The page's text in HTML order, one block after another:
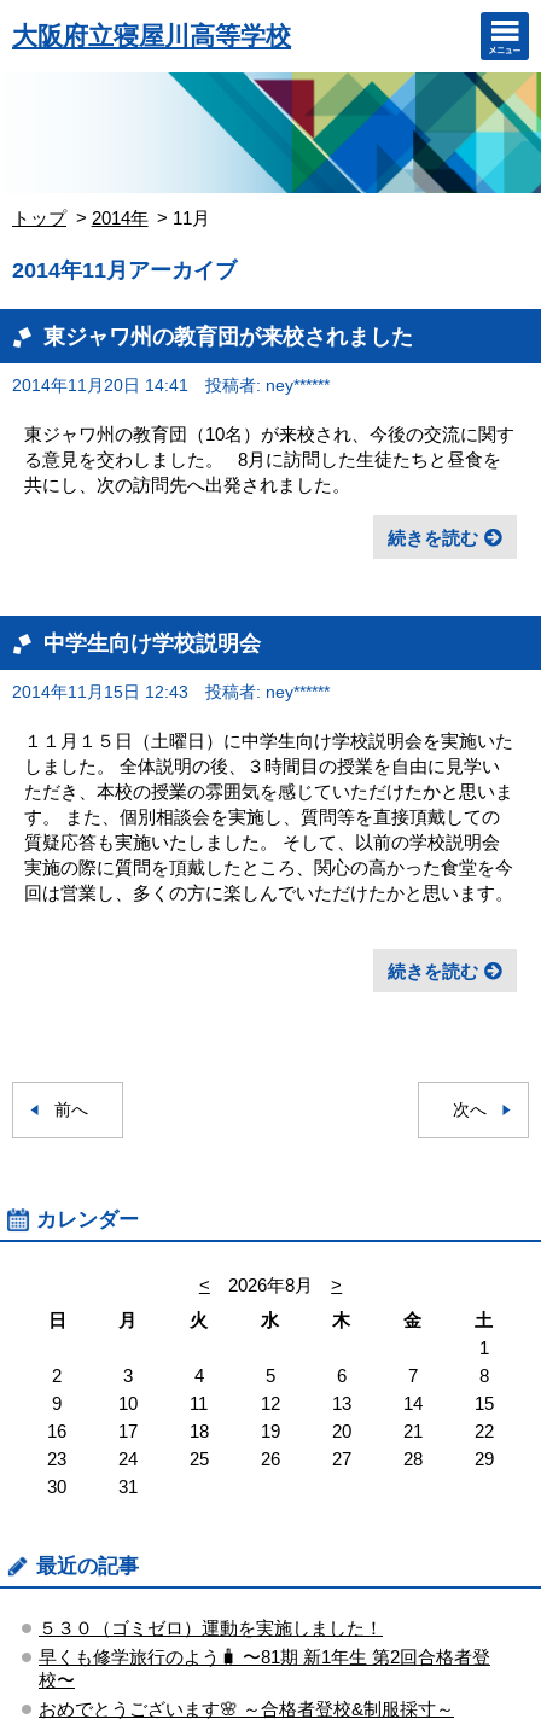
大阪府立寝屋川高等学校
トップ 2014年 11月
2014年11月アーカイブ
東ジャワ州の教育団が来校されました
2014年11月20日 14:41 投稿者: ney******
東ジャワ州の教育団（10名）が来校され、今後の交流に関す
る意見を交わしました。 8月に訪問した生徒たちと昼食を
共にし、次の訪問先へ出発されました。
続きを読む
中学生向け学校説明会
2014年11月15日 12:43 投稿者: ney******
１１月１５日（土曜日）に中学生向け学校説明会を実施いた
しました。 全体説明の後、３時間目の授業を自由に見学い
ただき、本校の授業の雰囲気を感じていただけたかと思いま
す。 また、個別相談会を実施し、質問等を直接頂戴しての
質疑応答も実施いたしました。 そして、以前の学校説明会
実施の際に質問を頂戴したところ、関心の高かった食堂を今
回は営業し、多くの方に楽しんでいただけたかと思います。
続きを読む
前へ 次へ
カレンダー
< 2026年8月
>
日
月 火 水 木 金
土
1
2
3 4 5 6 7
8
9
10 11 12 13 14
15
16
17 18 19 20 21
22
23
24 25 26 27 28
29
30
31
最近の記事
５３０（ゴミゼロ）運動を実施しました！
早くも修学旅行のよう🧳 〜81期 新1年生 第2回合格者登
校〜
おめでとうございます🌸 ～合格者登校&制服採寸～